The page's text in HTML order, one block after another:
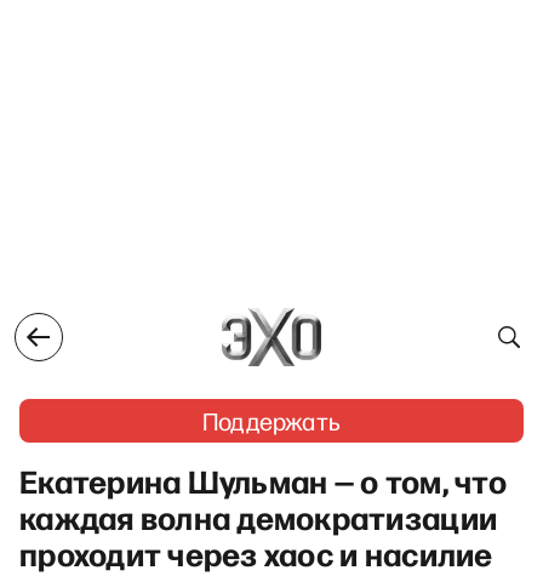
Поддержать
Екатерина Шульман — о том, что
каждая волна демократизации
проходит через хаос и насилие